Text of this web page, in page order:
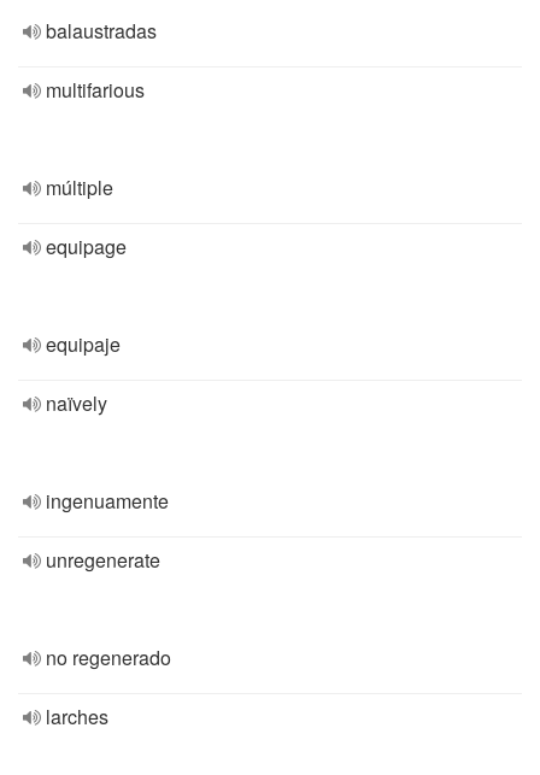
balaustradas
multifarious
múltiple
equipage
equipaje
naïvely
ingenuamente
unregenerate
no regenerado
larches